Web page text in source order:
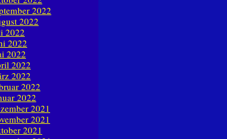
2022
2022
2022
2022
2022
2022
2022
2022
2022
2021
2021
2021